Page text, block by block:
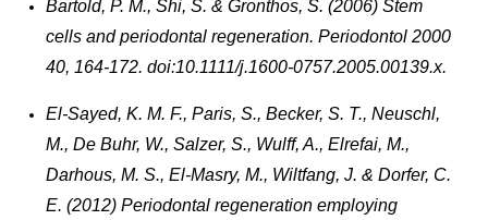
Bartold, P. M., Shi, S. & Gronthos, S. (2006) Stem
cells and periodontal regeneration. Periodontol 2000
40, 164-172. doi:10.1111/j.1600-0757.2005.00139.x.
El-Sayed, K. M. F., Paris, S., Becker, S. T., Neuschl,
M., De Buhr, W., Salzer, S., Wulff, A., Elrefai, M.,
Darhous, M. S., El-Masry, M., Wiltfang, J. & Dorfer, C.
E. (2012) Periodontal regeneration employing